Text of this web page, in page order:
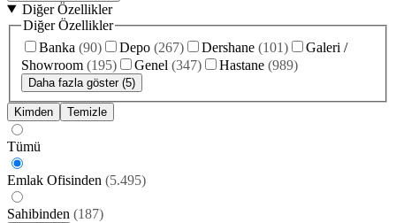
Diğer Özellikler
Diğer Özellikler
Banka (90) Depo (267) Dershane (101)
Galeri /
Showroom (195) Genel (347) Hastane (989)
Daha fazla göster (5)
Kimden Temizle
Tümü
Emlak Ofisinden (5.495)
Sahibinden (187)